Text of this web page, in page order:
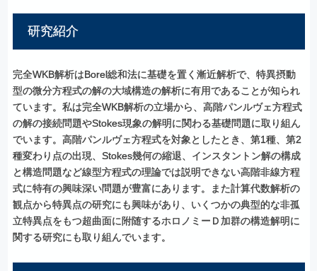
研究紹介
完全WKB解析はBorel総和法に基礎を置く漸近解析で、特異摂動
型の微分方程式の解の大域構造の解析に有用であることが知られ
ています。私は完全WKB解析の立場から、高階パンルヴェ方程式
の解の接続問題やStokes現象の解明に関わる基礎問題に取り組ん
でいます。高階パンルヴェ方程式を対象としたとき、第1種、第2
種変わり点の出現、Stokes幾何の縮退、インスタントン解の構成
と構造問題など線型方程式の理論では説明できない高階非線方程
式に特有の興味深い問題が豊富にあります。また計算代数解析の
観点から特異点の研究にも興味があり、いくつかの典型的な非孤
立特異点をもつ超曲面に附随するホロノミーＤ加群の構造解明に
関する研究にも取り組んでいます。